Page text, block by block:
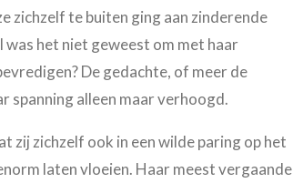
zichzelf te buiten ging aan zinderende
het niet geweest om met haar
De gedachte, of meer de
spanning alleen maar verhoogd.
zij zichzelf ook in een wilde paring op het
laten vloeien. Haar meest vergaande